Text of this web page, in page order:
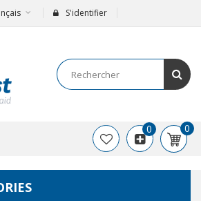
S'identifier
0
0